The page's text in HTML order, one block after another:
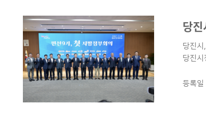
당
당진
당진시
등록일